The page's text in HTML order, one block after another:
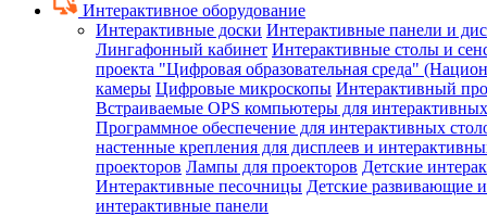
Интерактивное оборудование
Интерактивные доски Интерактивные панели и
Лингафонный кабинет Интерактивные столы и
проекта "Цифровая образовательная среда"
камеры Цифровые микроскопы Интерактивный
Встраиваемые OPS компьютеры для
Программное обеспечение для интерактивных
настенные крепления для дисплеев и
проекторов Лампы для проекторов Детские
Интерактивные песочницы Детские развивающие
интерактивные панели